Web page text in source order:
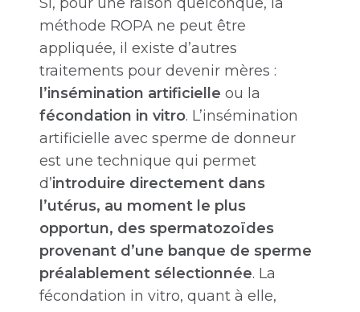
méthode ROPA ne peut être
appliquée, il existe d’autres
traitements pour devenir mères :
l’insémination artificielle ou la
fécondation in vitro. L’insémination
artificielle avec sperme de donneur
est une technique qui permet
d’introduire directement dans
l’utérus, au moment le plus
opportun, des spermatozoïdes
provenant d’une banque de sperme
préalablement sélectionnée. La
fécondation in vitro, quant à elle,